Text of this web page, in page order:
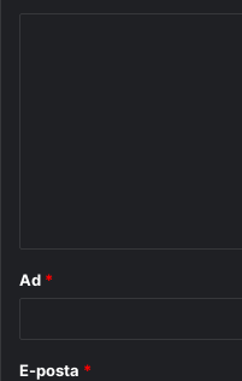
Ad *
E-posta *